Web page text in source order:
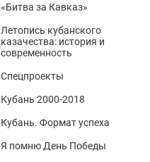
«Битва за Кавказ»
Летопись кубанского
казачества: история и
современность
Спецпроекты
Кубань 2000-2018
Кубань. Формат успеха
Я помню День Победы